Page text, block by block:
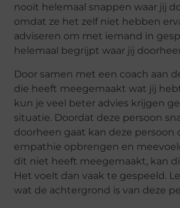
nooit helemaal snappen waar jij
omdat ze het zelf niet hebben
adviseren om met iemand in
helemaal begrijpt waar jij
Door samen met een coach aan
die heeft meegemaakt wat jij
kun je veel beter advies krijgen
situatie. Doordat deze persoon
doorheen gaat kan deze persoon
empathie opbrengen en
dit niet heeft meegemaakt, kan
Het voelt dan vaak te gespeeld.
wat de achtergrond is van deze